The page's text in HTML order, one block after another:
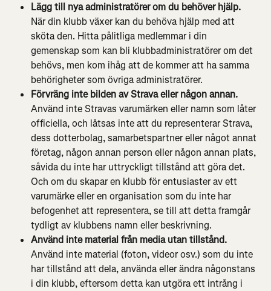
Lägg till nya administratörer om du behöver hjälp.
När din klubb växer kan du behöva hjälp med att
sköta den. Hitta pålitliga medlemmar i din
gemenskap som kan bli klubbadministratörer om det
behövs, men kom ihåg att de kommer att ha samma
behörigheter som övriga administratörer.
Förvräng inte bilden av Strava eller någon annan.
Använd inte Stravas varumärken eller namn som låter
officiella, och låtsas inte att du representerar Strava,
dess dotterbolag, samarbetspartner eller något annat
företag, någon annan person eller någon annan plats,
såvida du inte har uttryckligt tillstånd att göra det.
Och om du skapar en klubb för entusiaster av ett
varumärke eller en organisation som du inte har
befogenhet att representera, se till att detta framgår
tydligt av klubbens namn eller beskrivning.
Använd inte material från media utan tillstånd.
Använd inte material (foton, videor osv.) som du inte
har tillstånd att dela, använda eller ändra någonstans
i din klubb, eftersom detta kan utgöra ett intrång i